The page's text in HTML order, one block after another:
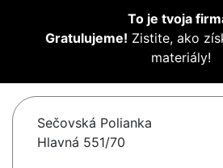
To je tvoja
Gratulujeme! Zistite, ako
materiály!
Sečovská Polianka
Hlavná 551/70